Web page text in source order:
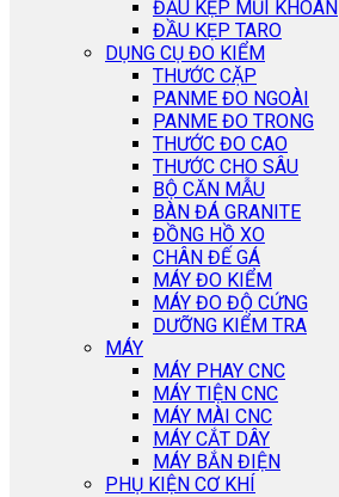
ĐẦU KẸP MŨI KHOAN
ĐẦU KẸP TARO
DỤNG CỤ ĐO KIỂM
THƯỚC CẶP
PANME ĐO NGOÀI
PANME ĐO TRONG
THƯỚC ĐO CAO
THƯỚC CHO SÂU
BỘ CĂN MẪU
BÀN ĐÁ GRANITE
ĐỒNG HỒ XO
CHÂN ĐẾ GÁ
MÁY ĐO KIỂM
MÁY ĐO ĐỘ CỨNG
DƯỠNG KIỂM TRA
MÁY
MÁY PHAY CNC
MÁY TIỆN CNC
MÁY MÀI CNC
MÁY CẮT DÂY
MÁY BẮN ĐIỆN
PHỤ KIỆN CƠ KHÍ